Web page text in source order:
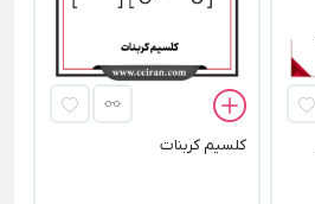
کلسیم کربنات